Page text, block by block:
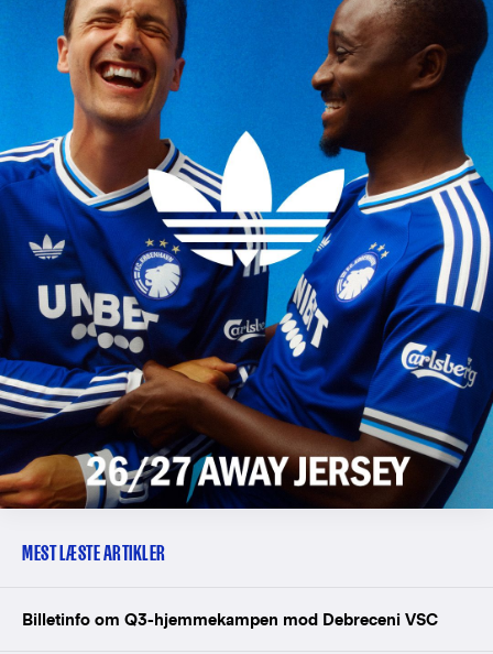
MEST LÆSTE ARTIKLER
Billetinfo om Q3-hjemmekampen mod Debreceni VSC